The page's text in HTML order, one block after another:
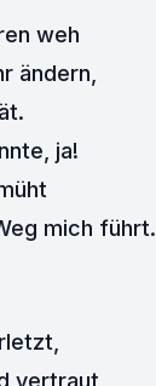
weh
ändern,
ja!
mich führt.
vertraut,